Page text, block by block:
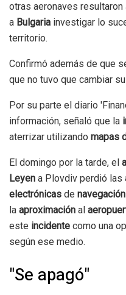
otras aeronaves
a Bulgaria investigar lo
territorio.
Confirmó además de que
que no tuvo que cambiar su
Por su parte el diario
información, señaló que la
aterrizar utilizando mapas
El domingo por la tarde, el
Leyen a Plovdiv perdió las
electrónicas de navegación
la aproximación al
este incidente como una
según ese medio.
"Se apagó"